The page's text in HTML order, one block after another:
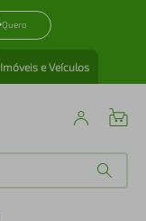
Quero
Imóveis e Veículos